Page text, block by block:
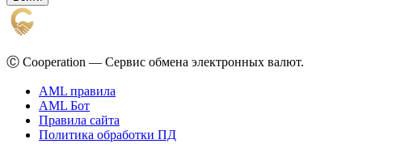
Ⓒ Cooperation — Сервис обмена электронных валют.
AML правила
AML Бот
Правила сайта
Политика обработки ПД